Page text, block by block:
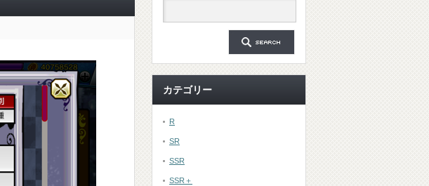
カテゴリー
R
SR
SSR
SSR＋